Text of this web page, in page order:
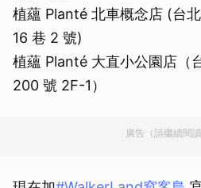
植蘊 Planté 北車概念店 (台
16 巷 2 號)
植蘊 Planté 大直小公園店（
200 號 2F-1）
廣告（請繼續閱讀